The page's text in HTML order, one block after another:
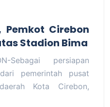
Pemkot Cirebon
Stadion Bima
Sebagai persiapan
pemerintah pusat
Kota Cirebon,